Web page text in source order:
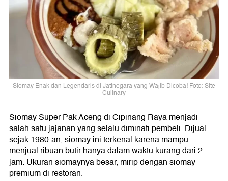
Siomay Enak dan Legendaris di Jatinegara yang Wajib Dicoba! Foto: Site
Culinary
Siomay Super Pak Aceng di Cipinang Raya menjadi
salah satu jajanan yang selalu diminati pembeli. Dijual
sejak 1980-an, siomay ini terkenal karena mampu
menjual ribuan butir hanya dalam waktu kurang dari 2
jam. Ukuran siomaynya besar, mirip dengan siomay
premium di restoran.